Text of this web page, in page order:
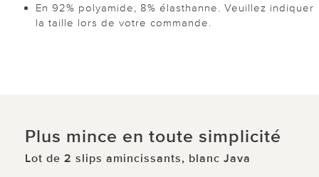
En 92% polyamide, 8% élasthanne. Veuillez indiquer
la taille lors de votre commande.
Plus mince en toute simplicité
Lot de 2 slips amincissants, blanc Java